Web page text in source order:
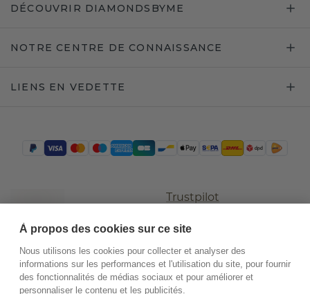
DÉCOUVRIR DIAMONDSBYME
NOTRE CENTRE DE CONNAISSANCE
LIENS EN VEDETTE
Trustpilot
À propos des cookies sur ce site
Nous utilisons les cookies pour collecter et analyser des
informations sur les performances et l'utilisation du site, pour fournir
des fonctionnalités de médias sociaux et pour améliorer et
personnaliser le contenu et les publicités.